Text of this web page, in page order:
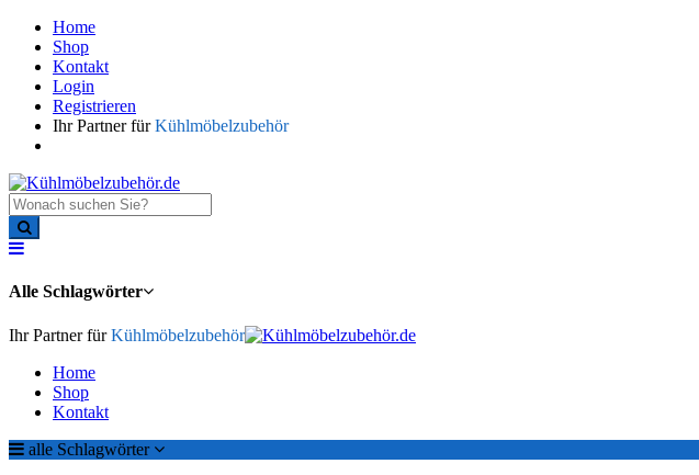
Home
Shop
Kontakt
Login
Registrieren
Ihr Partner fürKühlmöbelzubehör
Alle Schlagwörter
Ihr Partner fürKühlmöbelzubehör
Home
Shop
Kontakt
alle Schlagwörter